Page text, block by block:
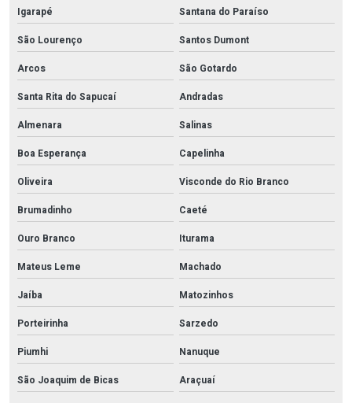
Igarapé
Santana do Paraíso
São Lourenço
Santos Dumont
Arcos
São Gotardo
Santa Rita do Sapucaí
Andradas
Almenara
Salinas
Boa Esperança
Capelinha
Oliveira
Visconde do Rio Branco
Brumadinho
Caeté
Ouro Branco
Iturama
Mateus Leme
Machado
Jaíba
Matozinhos
Porteirinha
Sarzedo
Piumhi
Nanuque
São Joaquim de Bicas
Araçuaí